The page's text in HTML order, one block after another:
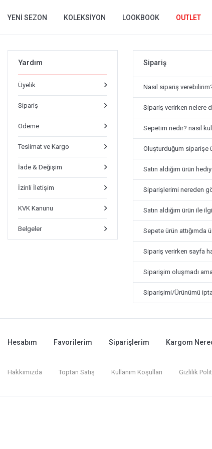
YENI SEZON KOLEKSIYON LOOKBOOK OUTLET
Yardım
Üyelik
Sipariş
Ödeme
Teslimat ve Kargo
İade & Değişim
İzinli İletişim
KVK Kanunu
Belgeler
Sipariş
Nasıl sipariş
Sipariş verirken nelere
Sepetim nedir? nasıl
Oluşturduğum siparişe
Satın aldığım ürün
Siparişlerimi nereden
Satın aldığım ürün ile
Sepete ürün attığımda
Sipariş verirken sayfa
Siparişim oluşmadı
Siparişimi/Ürünümü
Hesabım Favorilerim Siparişlerim Kargom
Hakkımızda Toptan Satış Kullanım Koşulları Gizlilik